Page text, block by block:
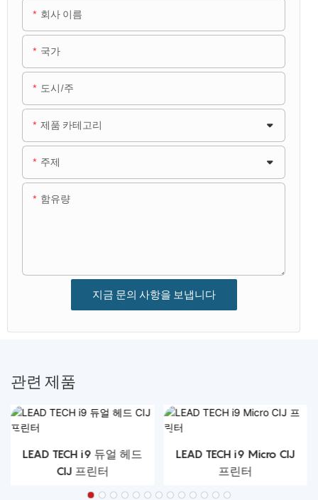
회사 이름
국가
도시/주
제품 카테고리
주제
함유량
지금 문의 사항을 보냅니다
관련 제품
LEAD TECH i9 듀얼 헤드
CIJ 프린터
LEAD TECH i9 Micro CIJ
프린터